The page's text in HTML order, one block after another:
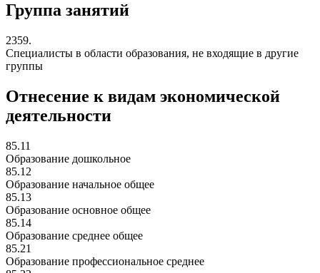
Группа занятий
2359.
Специалисты в области образования, не входящие в другие
группы
Отнесение к видам экономической
деятельности
85.11
Образование дошкольное
85.12
Образование начальное общее
85.13
Образование основное общее
85.14
Образование среднее общее
85.21
Образование профессиональное среднее